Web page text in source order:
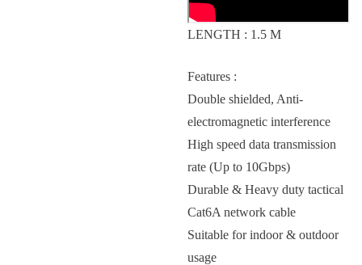
LENGTH : 1.5 M
Features :
Double shielded, Anti-
electromagnetic interference
High speed data transmission
rate (Up to 10Gbps)
Durable & Heavy duty tactical
Cat6A network cable
Suitable for indoor & outdoor
usage